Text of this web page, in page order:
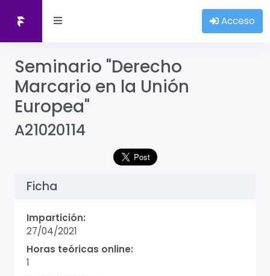
Acceso
Seminario "Derecho
Marcario en la Unión
Europea"
A21020114
Ficha
Impartición:
27/04/2021
Horas teóricas online:
1